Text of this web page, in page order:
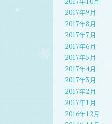
2017年9月
2017年8月
2017年7月
2017年6月
2017年5月
2017年4月
2017年3月
2017年2月
2017年1月
2016年12月